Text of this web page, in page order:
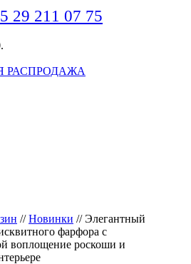
29 211 07 75
РАСПРОДАЖА
//Новинки //Элегантный
фарфора с
воплощение роскоши и